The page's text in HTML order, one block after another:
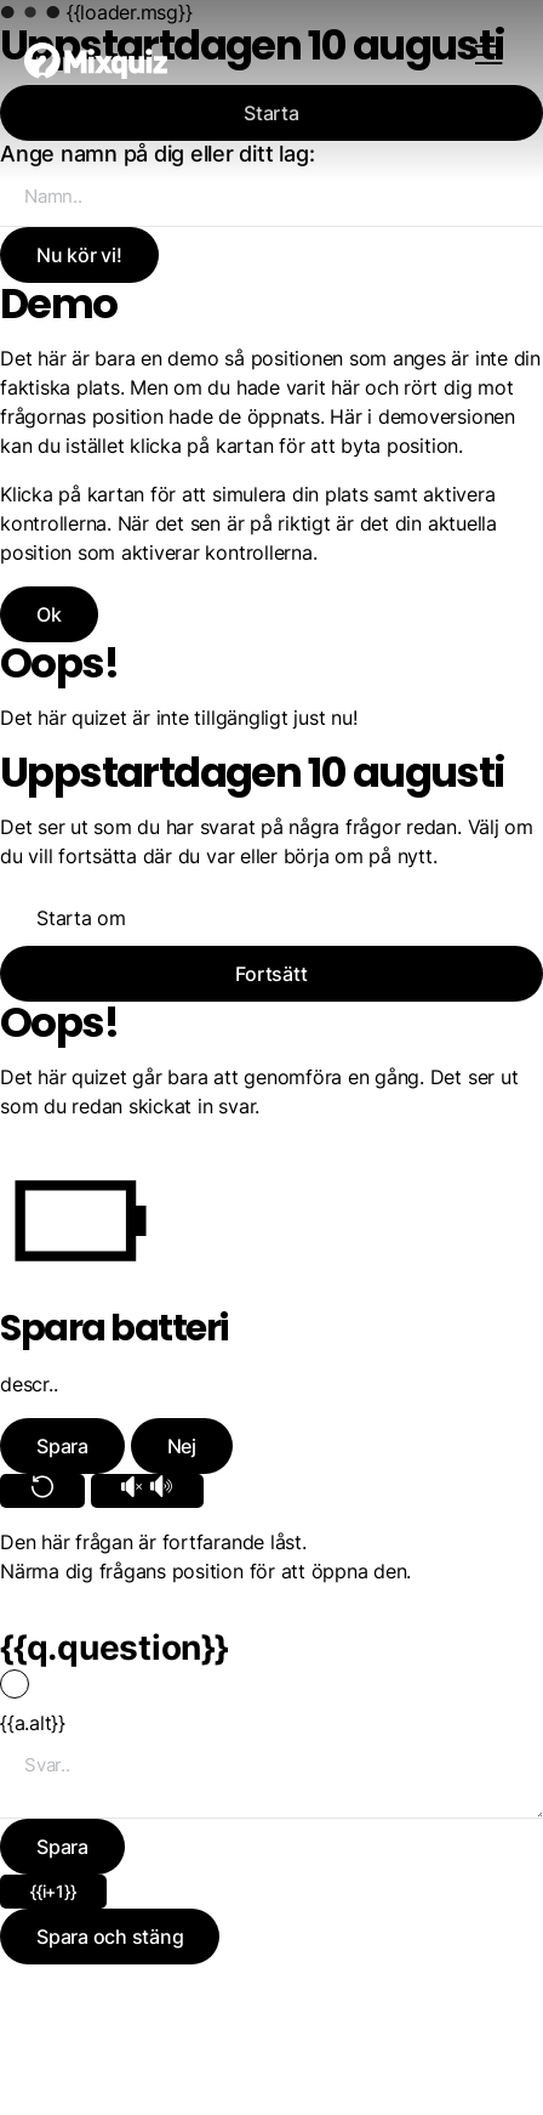
{{loader.msg}}
Uppstartdagen 10 augusti
Starta
Ange namn på dig eller ditt lag:
Nu kör vi!
Demo
Det här är bara en demo så positionen som anges är inte din
faktiska plats. Men om du hade varit här och rört dig mot
frågornas position hade de öppnats. Här i demoversionen
kan du istället klicka på kartan för att byta position.
Klicka på kartan för att simulera din plats samt aktivera
kontrollerna. När det sen är på riktigt är det din aktuella
position som aktiverar kontrollerna.
Ok
Oops!
Det här quizet är inte tillgängligt just nu!
Uppstartdagen 10 augusti
Det ser ut som du har svarat på några frågor redan. Välj om
du vill fortsätta där du var eller börja om på nytt.
Starta om
Fortsätt
Oops!
Det här quizet går bara att genomföra en gång. Det ser ut
som du redan skickat in svar.
Spara batteri
descr..
Spara Nej
Den här frågan är fortfarande låst.
Närma dig frågans position för att öppna den.
{{q.question}}
{{a.alt}}
Spara
{{i+1}}
Spara och stäng